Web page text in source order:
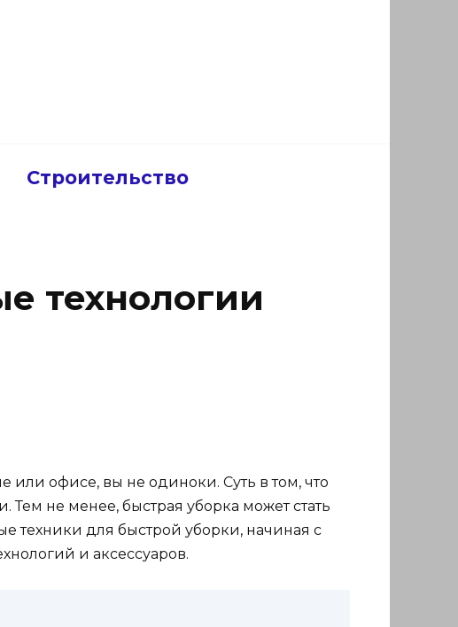
Строительство
технологии
офисе, вы не одиноки. Суть в том, что
Тем не менее, быстрая уборка может стать
техники для быстрой уборки, начиная с
и аксессуаров.